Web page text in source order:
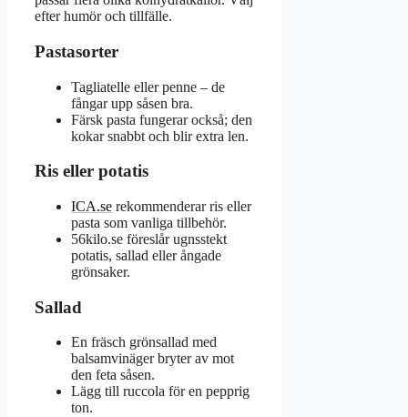
efter humör och tillfälle.
Pastasorter
Tagliatelle eller penne – de
fångar upp såsen bra.
Färsk pasta fungerar också; den
kokar snabbt och blir extra len.
Ris eller potatis
ICA.se rekommenderar ris eller
pasta som vanliga tillbehör.
56kilo.se föreslår ugnsstekt
potatis, sallad eller ångade
grönsaker.
Sallad
En fräsch grönsallad med
balsamvinäger bryter av mot
den feta såsen.
Lägg till ruccola för en pepprig
ton.